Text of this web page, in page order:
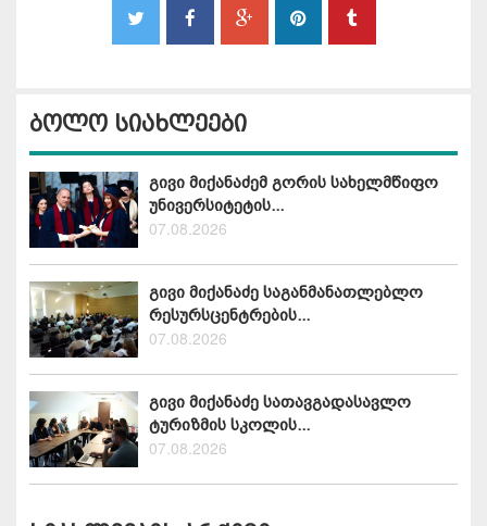
ბოლო სიახლეები
გივი მიქანაძემ გორის სახელმწიფო
უნივერსიტეტის...
07.08.2026
გივი მიქანაძე საგანმანათლებლო
რესურსცენტრების...
07.08.2026
გივი მიქანაძე სათავგადასავლო
ტურიზმის სკოლის...
07.08.2026